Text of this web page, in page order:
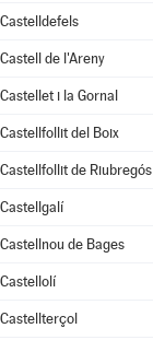
Castelldefels
Castell de l'Areny
Castellet i la Gornal
Castellfollit del Boix
Castellfollit de Riubregós
Castellgalí
Castellnou de Bages
Castellolí
Castellterçol